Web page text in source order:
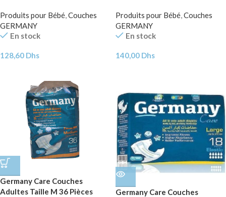
Produits pour Bébé,Couches
GERMANY
En stock
128,60 Dhs
Produits pour Bébé,Couches
GERMANY
En stock
140,00 Dhs
Germany Care Couches
Adultes Taille M 36 Pièces
Germany Care Couches